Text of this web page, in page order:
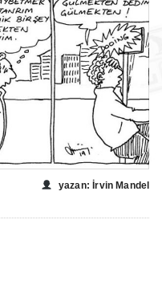
yazan: İrvin Mandel